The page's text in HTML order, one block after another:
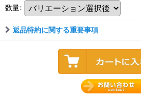
数量:
返品特約に関する重要事項